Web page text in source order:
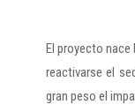
El proyecto
reactivarse el
gran peso el